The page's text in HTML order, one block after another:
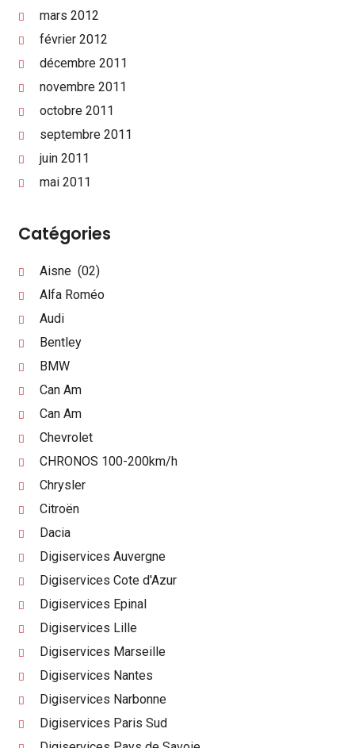
mars 2012
février 2012
décembre 2011
novembre 2011
octobre 2011
septembre 2011
juin 2011
mai 2011
Catégories
Aisne (02)
Alfa Roméo
Audi
Bentley
BMW
Can Am
Can Am
Chevrolet
CHRONOS 100-200km/h
Chrysler
Citroën
Dacia
Digiservices Auvergne
Digiservices Cote d'Azur
Digiservices Epinal
Digiservices Lille
Digiservices Marseille
Digiservices Nantes
Digiservices Narbonne
Digiservices Paris Sud